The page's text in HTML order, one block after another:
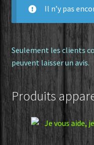
Il n’y pas
Seulement les clients
peuvent laisser un avis.
Produits